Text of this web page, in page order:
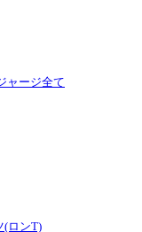
ャージ全て
(ロンT)